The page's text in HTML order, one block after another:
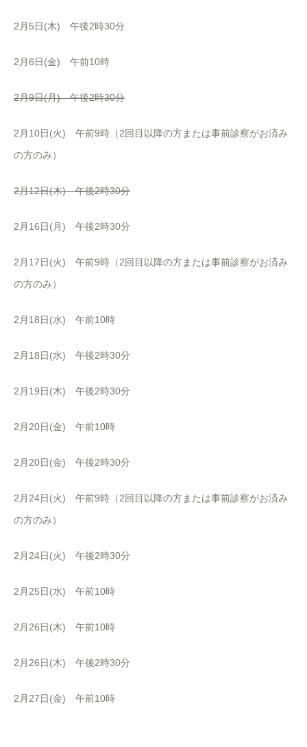
2月5日(木) 午後2時30分
2月6日(金) 午前10時
2月9日(月) 午後2時30分
2月10日(火) 午前9時（2回目以降の方または事前診察がお済み
の方のみ）
2月12日(木) 午後2時30分
2月16日(月) 午後2時30分
2月17日(火) 午前9時（2回目以降の方または事前診察がお済み
の方のみ）
2月18日(水) 午前10時
2月18日(水) 午後2時30分
2月19日(木) 午後2時30分
2月20日(金) 午前10時
2月20日(金) 午後2時30分
2月24日(火) 午前9時（2回目以降の方または事前診察がお済み
の方のみ）
2月24日(火) 午後2時30分
2月25日(水) 午前10時
2月26日(木) 午前10時
2月26日(木) 午後2時30分
2月27日(金) 午前10時